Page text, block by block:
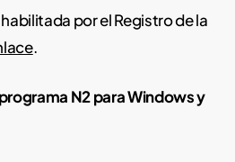
por el Registro de la
.
N2 para Windows y